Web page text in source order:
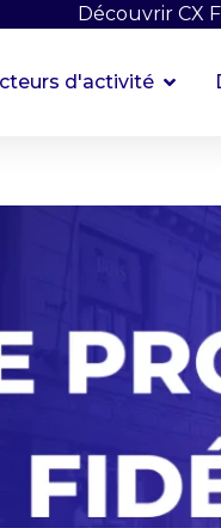
Découvrir CX
d'activité